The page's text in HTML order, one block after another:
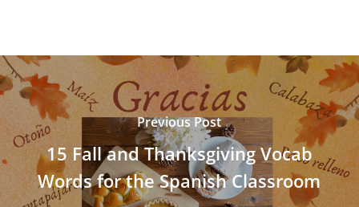
Previous Post
15 Fall and Thanksgiving Vocab
Words for the Spanish Classroom